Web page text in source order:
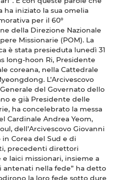
ha iniziato la sua omelia
per il 60°
della Direzione Nazionale
Missionarie (POM). La
è stata presieduta lunedì 31
Iong-hoon Ri, Presidente
coreana, nella Cattedrale
L’Arcivescovo
del Governato dello
e già Presidente delle
ha concelebrato la messa
Cardinale Andrea Yeom,
dell’Arcivescovo Giovanni
Corea del Sud e di
precedenti direttori
e laici missionari, insieme a
antenati nella fede” ha detto
la loro fede sotto dure